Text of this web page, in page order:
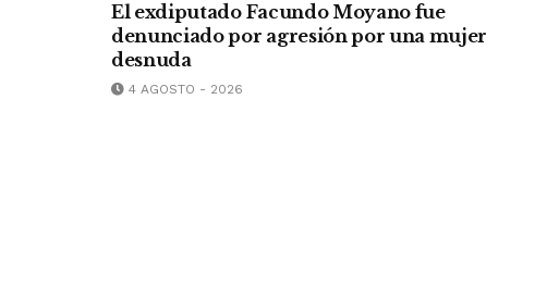
El exdiputado Facundo Moyano fue
denunciado por agresión por una mujer
desnuda
4 AGOSTO - 2026